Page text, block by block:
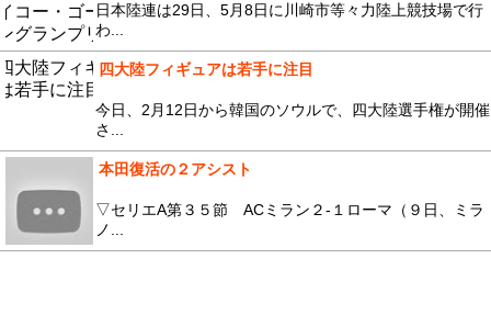
日本陸連は29日、5月8日に川崎市等々力陸上競技場で行
わ...
四大陸フィギュアは若手に注目
今日、2月12日から韓国のソウルで、四大陸選手権が開催
さ...
本田復活の２アシスト
▽セリエA第３５節 ACミラン２-１ローマ（９日、ミラ
ノ...